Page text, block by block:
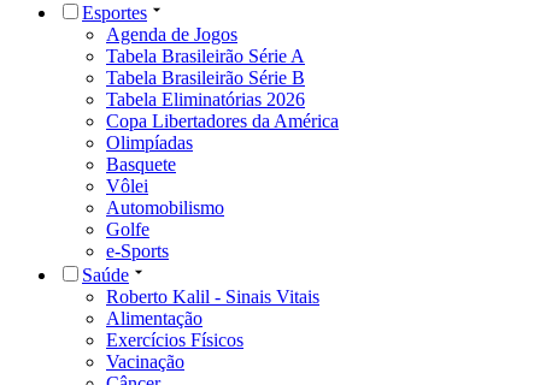
Esportes
Agenda de Jogos
Tabela Brasileirão Série A
Tabela Brasileirão Série B
Tabela Eliminatórias 2026
Copa Libertadores da América
Olimpíadas
Basquete
Vôlei
Automobilismo
Golfe
e-Sports
Saúde
Roberto Kalil - Sinais Vitais
Alimentação
Exercícios Físicos
Vacinação